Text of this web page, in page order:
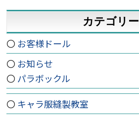
カテゴリー
お客様ドール
お知らせ
パラボックル
キャラ服縫製教室